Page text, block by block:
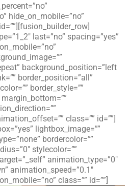
hide_on_mobile=”no”
last=”no” spacing=”yes”
background_position=”left
border_position=”all”
border_style=””
class=”” id=””]
lightbox_image=””
bordercolor=””
stylecolor=””
animation_type=”0″
animation_speed=”0.1″
class=”” id=””]